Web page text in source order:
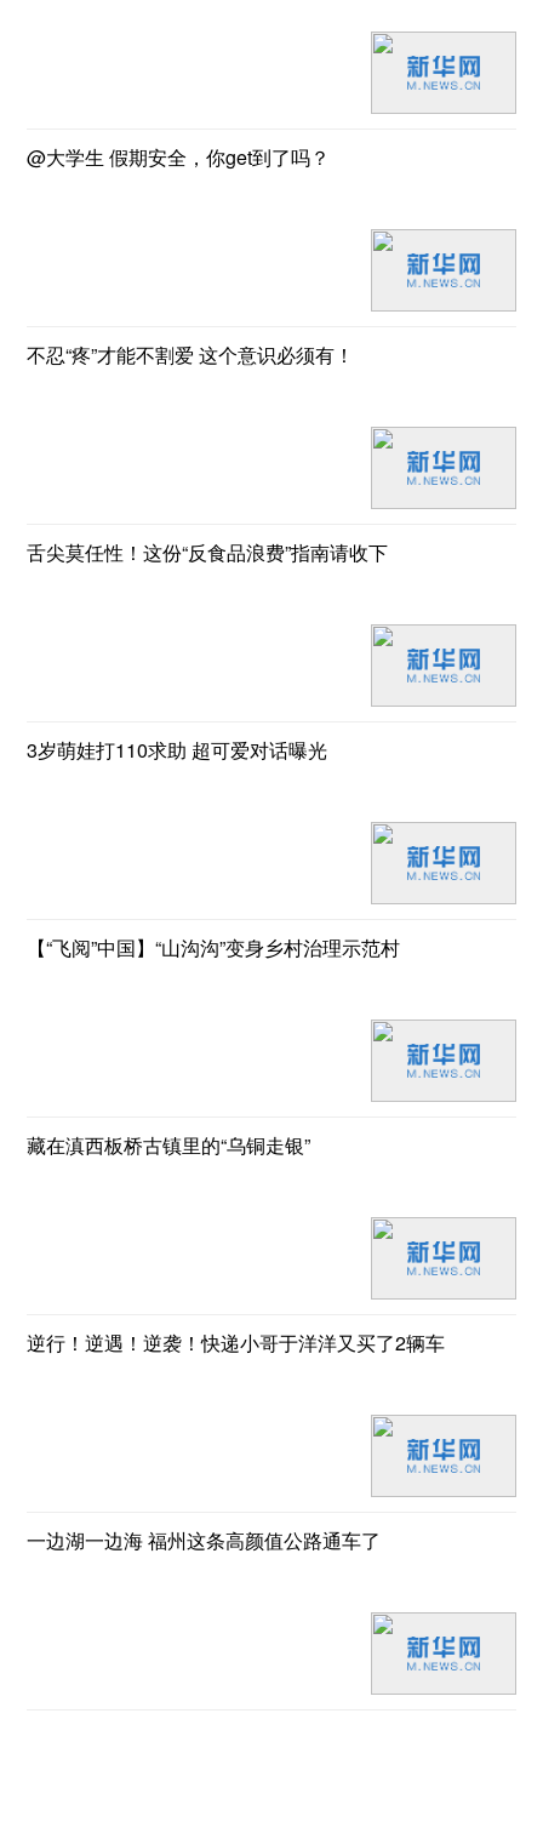
@大学生 假期安全，你get到了吗？
不忍“疼”才能不割爱 这个意识必须有！
舌尖莫任性！这份“反食品浪费”指南请收下
3岁萌娃打110求助 超可爱对话曝光
【“飞阅”中国】“山沟沟”变身乡村治理示范村
藏在滇西板桥古镇里的“乌铜走银”
逆行！逆遇！逆袭！快递小哥于洋洋又买了2辆车
一边湖一边海 福州这条高颜值公路通车了